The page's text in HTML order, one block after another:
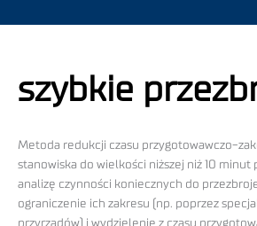
szybkie
Metoda redukcji czasu przygotowawczo-
stanowiska do wielkości niższej niż 10 minut
analizę czynności koniecznych do
ograniczenie ich zakresu (np. poprzez